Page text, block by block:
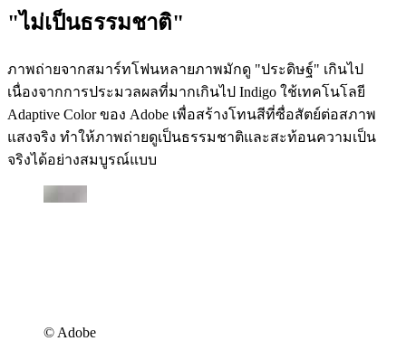
"ไม่เป็นธรรมชาติ"
ภาพถ่ายจากสมาร์ทโฟนหลายภาพมักดู "ประดิษฐ์" เกินไป
เนื่องจากการประมวลผลที่มากเกินไป Indigo ใช้เทคโนโลยี
Adaptive Color ของ Adobe เพื่อสร้างโทนสีที่ซื่อสัตย์ต่อสภาพ
แสงจริง ทำให้ภาพถ่ายดูเป็นธรรมชาติและสะท้อนความเป็น
จริงได้อย่างสมบูรณ์แบบ
©︎ Adobe